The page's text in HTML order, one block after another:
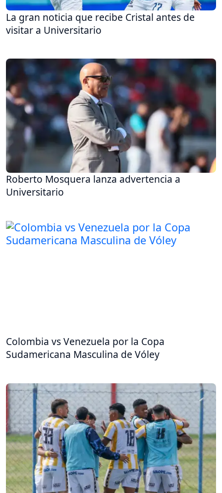
La gran noticia que recibe Cristal antes de
visitar a Universitario
Roberto Mosquera lanza advertencia a
Universitario
Colombia vs Venezuela por la Copa
Sudamericana Masculina de Vóley